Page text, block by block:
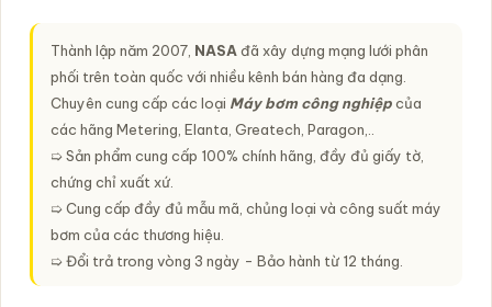
Thành lập năm 2007, NASAđã xây dựng mạng lưới phân
phối trên toàn quốc với nhiều kênh bán hàng đa dạng.
Chuyên cung cấp các loại Máy bơm công nghiệpcủa
các hãng Metering, Elanta, Greatech, Paragon,..
➯ Sản phẩm cung cấp 100% chính hãng, đầy đủ giấy tờ,
chứng chỉ xuất xứ.
➯ Cung cấp đầy đủ mẫu mã, chủng loại và công suất máy
bơm của các thương hiệu.
➯ Đổi trả trong vòng 3 ngày - Bảo hành từ 12 tháng.